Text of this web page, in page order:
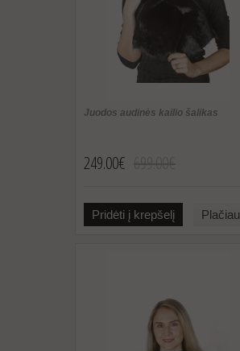
Juodos audinės kailio šalikas
249.00€
Pridėti į krepšelį Plačiau